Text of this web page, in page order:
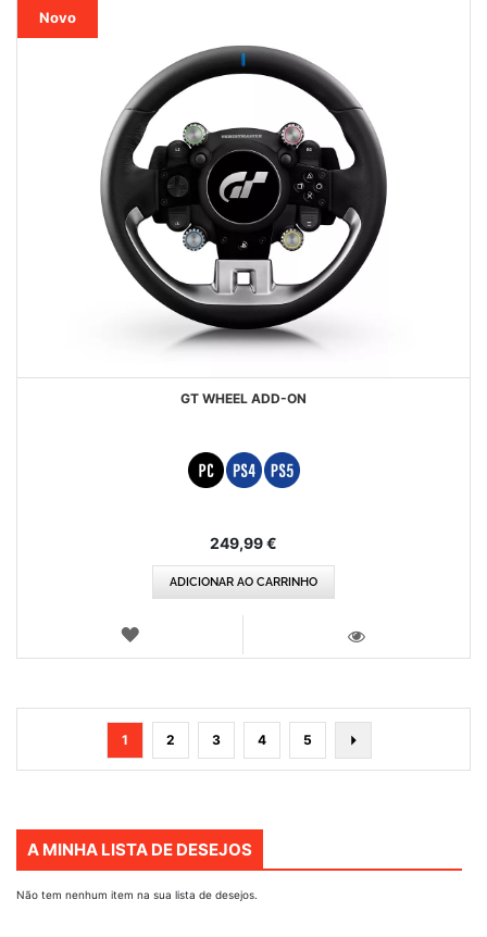
Novo
GT WHEEL ADD-ON
249,99 €
ADICIONAR AO CARRINHO
LISTA
Página
Está
de
ler
a
1 Página
2 Página
3 Página
4 Página
5
A MINHA LISTA DE DESEJOS
Não tem nenhum item na sua lista de desejos.